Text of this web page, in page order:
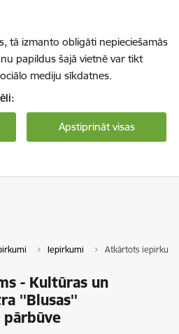
tā izmanto obligāti nepieciešamās
papildus šajā vietnē var tikt
mediju sīkdatnes.
Apstiprināt visas
Iepirkumi Atkārtots
- Kultūras un
''Blusas''
pārbūve